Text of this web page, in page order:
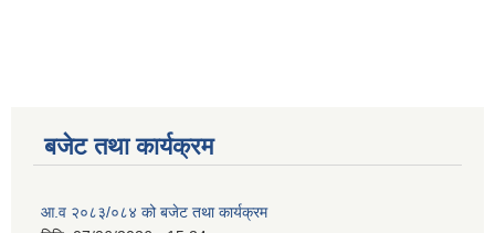
बजेट तथा कार्यक्रम
आ.व २०८३/०८४ को बजेट तथा कार्यक्रम